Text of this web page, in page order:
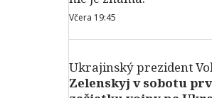
Včera 19:45
Ukrajinský prezident
Zelenskyj v sobotu